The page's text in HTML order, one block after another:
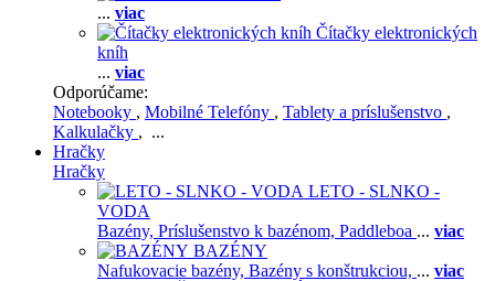
... viac
Čítačky elektronických
kníh
... viac
Odporúčame:
Notebooky , Mobilné Telefóny , Tablety a príslušenstvo ,
Kalkulačky , ...
Hračky
Hračky
LETO - SLNKO -
VODA
Bazény, Príslušenstvo k bazénom, Paddleboa ... viac
BAZÉNY
Nafukovacie bazény, Bazény s konštrukciou, ... viac